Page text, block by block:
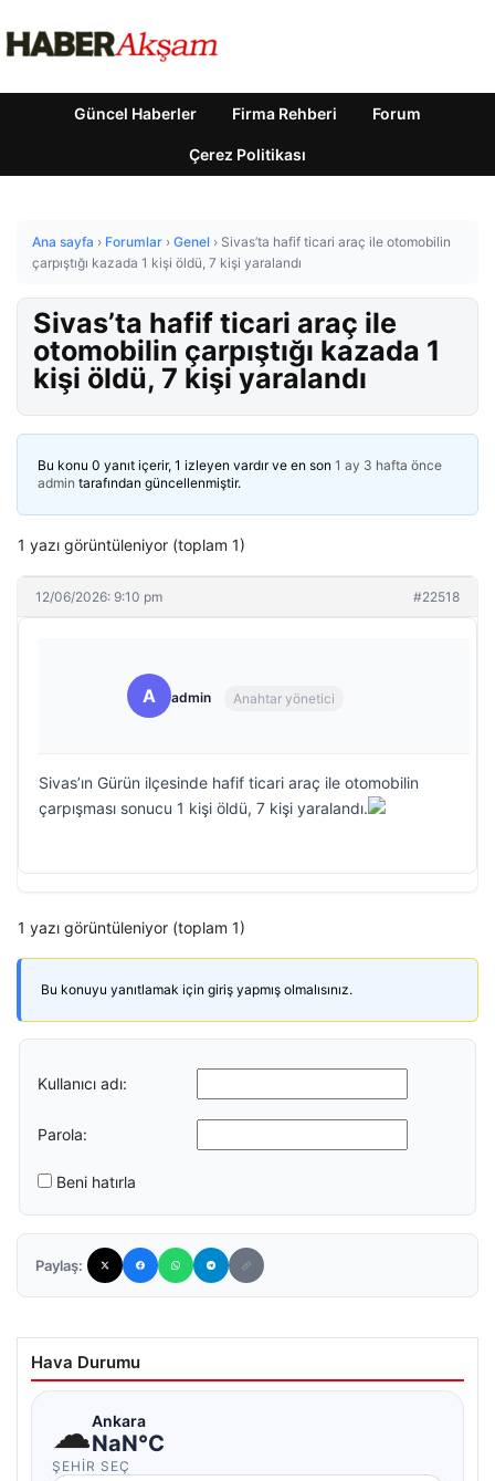
Güncel Haberler Firma Rehberi Forum
Çerez Politikası
Ana sayfa › Forumlar › Genel › Sivas’ta hafif ticari araç ile otomobilin
çarpıştığı kazada 1 kişi öldü, 7 kişi yaralandı
Sivas’ta hafif ticari araç ile
otomobilin çarpıştığı kazada 1
kişi öldü, 7 kişi yaralandı
Bu konu 0 yanıt içerir, 1 izleyen vardır ve en son 1 ay 3 hafta önce
admin tarafından güncellenmiştir.
1 yazı görüntüleniyor (toplam 1)
12/06/2026: 9:10 pm #22518
A admin Anahtar yönetici
Sivas’ın Gürün ilçesinde hafif ticari araç ile otomobilin
çarpışması sonucu 1 kişi öldü, 7 kişi yaralandı.
1 yazı görüntüleniyor (toplam 1)
Bu konuyu yanıtlamak için giriş yapmış olmalısınız.
Kullanıcı adı:
Parola:
Beni hatırla
Paylaş:
Hava Durumu
☁Ankara
NaN°C
ŞEHIR SEÇ